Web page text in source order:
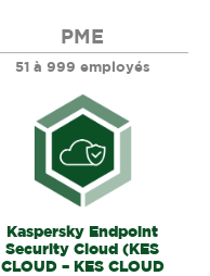
PME
51 à 999 employés
Kaspersky Endpoint
Security Cloud (KES
CLOUD – KES CLOUD